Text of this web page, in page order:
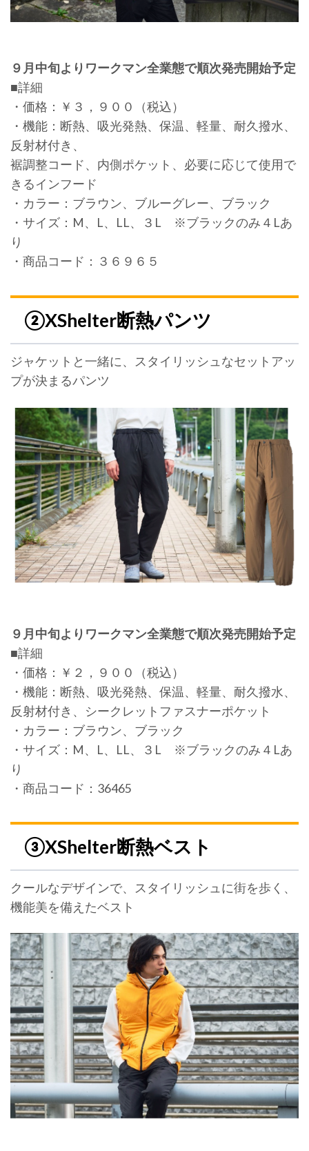
９月中旬よりワークマン全業態で順次発売開始予定
■詳細
・価格：￥３，９００（税込）
・機能：断熱、吸光発熱、保温、軽量、耐久撥水、
反射材付き、
裾調整コード、内側ポケット、必要に応じて使用で
きるインフード
・カラー：ブラウン、ブルーグレー、ブラック
・サイズ：M、L、LL、３L ※ブラックのみ４Lあ
り
・商品コード：３６９６５
②XShelter断熱パンツ
ジャケットと一緒に、スタイリッシュなセットアッ
プが決まるパンツ
９月中旬よりワークマン全業態で順次発売開始予定
■詳細
・価格：￥２，９００（税込）
・機能：断熱、吸光発熱、保温、軽量、耐久撥水、
反射材付き、シークレットファスナーポケット
・カラー：ブラウン、ブラック
・サイズ：M、L、LL、３L ※ブラックのみ４Lあ
り
・商品コード：36465
③XShelter断熱ベスト
クールなデザインで、スタイリッシュに街を歩く、
機能美を備えたベスト